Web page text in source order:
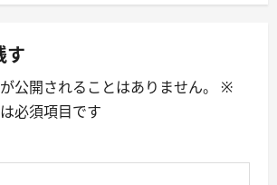
す
公開されることはありません。
※
必須項目です